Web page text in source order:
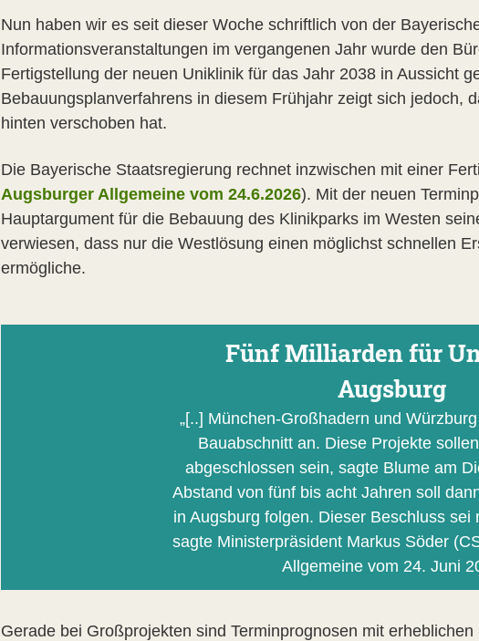
Nun haben wir es seit dieser Woche schriftlich von der
Informationsveranstaltungen im vergangenen Jahr wurde den
Fertigstellung der neuen Uniklinik für das Jahr 2038 in Aussicht
Bebauungsplanverfahrens in diesem Frühjahr zeigt sich jedoch,
hinten verschoben hat.
Die Bayerische Staatsregierung rechnet inzwischen mit einer
Augsburger Allgemeine vom 24.6.2026). Mit der neuen
Hauptargument für die Bebauung des Klinikparks im Westen
verwiesen, dass nur die Westlösung einen möglichst schnellen
ermögliche.
Fünf Milliarden für
Augsburg
„[..] München-Großhadern und
Bauabschnitt an. Diese Projekte
abgeschlossen sein, sagte Blume am
Abstand von fünf bis acht Jahren soll
in Augsburg folgen. Dieser Beschluss sei
sagte Ministerpräsident Markus Söder
Allgemeine vom 24. Juni
Gerade bei Großprojekten sind Terminprognosen mit